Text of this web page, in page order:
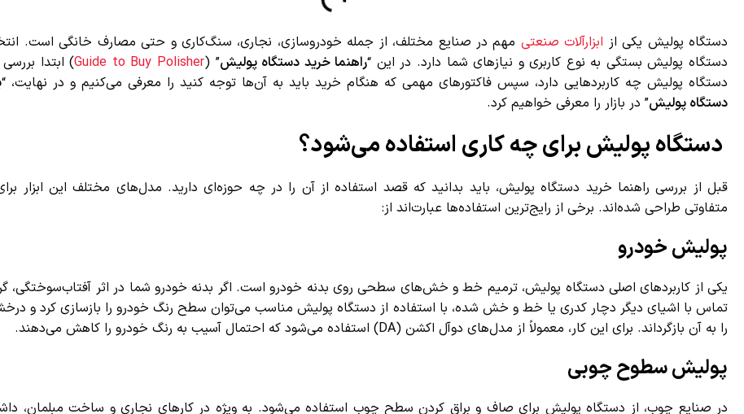
دستگاه پولیش یکی ازابزارآلات صنعتیمهم در صنایع مختلف، از جمله خودروسازی، نجاری، سنگ‌کاری و حتی مصارف خانگی است.
دستگاه پولیش بستگی به نوع کاربری و نیازهای شما دارد. در این “ راهنما خرید دستگاه پولیش” (
Guide to Buy Polisher) ابتدا بررسی
دستگاه پولیش چه کاربردهایی دارد، سپس فاکتورهای مهمی که هنگام خرید باید به آن‌ها توجه کنید را معرفی می‌کنیم و در نهایت، “
دستگاه پولیش” در بازار را معرفی خواهیم کرد.
دستگاه پولیش برای چه کاری استفاده می‌شود؟
قبل از بررسی راهنما خرید دستگاه پولیش، باید بدانید که قصد استفاده از آن را در چه حوزه‌ای دارید. مدل‌های مختلف این ابزار برای
متفاوتی طراحی شده‌اند. برخی از رایج‌ترین استفاده‌ها عبارت‌اند از:
پولیش خودرو
یکی از کاربردهای اصلی دستگاه پولیش، ترمیم خط و خش‌های سطحی روی بدنه خودرو است. اگر بدنه خودرو شما در اثر آفتاب‌سوختگی، گرد و
تماس با اشیای دیگر دچار کدری یا خط و خش شده، با استفاده از دستگاه پولیش مناسب می‌توان سطح رنگ خودرو را بازسازی کرد و
را به آن بازگرداند. برای این کار، معمولاً از مدل‌های دوآل اکشن (DA) استفاده می‌شود که احتمال آسیب به رنگ خودرو را کاهش می‌دهند.
پولیش سطوح چوبی
در صنایع چوب، از دستگاه پولیش برای صاف و براق کردن سطح چوب استفاده می‌شود. به ویژه در کارهای نجاری و ساخت مبلمان،